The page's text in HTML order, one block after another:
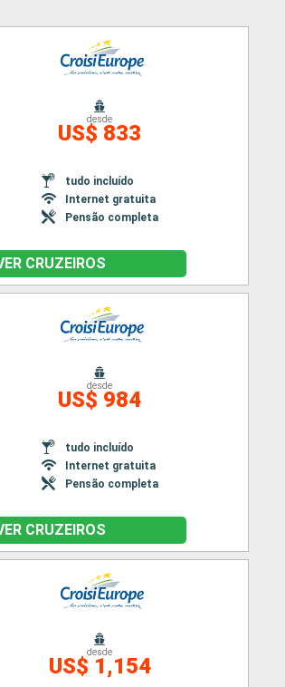
desde
US$ 833
tudo incluído
Internet gratuita
Pensão completa
CRUZEIROS
desde
US$ 984
tudo incluído
Internet gratuita
Pensão completa
CRUZEIROS
desde
US$ 1,154